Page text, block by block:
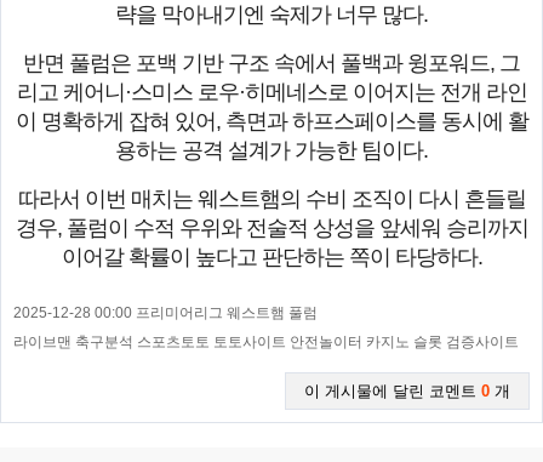
략을 막아내기엔 숙제가 너무 많다.
반면 풀럼은 포백 기반 구조 속에서 풀백과 윙포워드, 그
리고 케어니·스미스 로우·히메네스로 이어지는 전개 라인
이 명확하게 잡혀 있어, 측면과 하프스페이스를 동시에 활
용하는 공격 설계가 가능한 팀이다.
따라서 이번 매치는 웨스트햄의 수비 조직이 다시 흔들릴
경우, 풀럼이 수적 우위와 전술적 상성을 앞세워 승리까지
이어갈 확률이 높다고 판단하는 쪽이 타당하다.
2025-12-28 00:00 프리미어리그 웨스트햄 풀럼
라이브맨 축구분석 스포츠토토 토토사이트 안전놀이터 카지노 슬롯 검증사이트
이 게시물에 달린 코멘트 0 개